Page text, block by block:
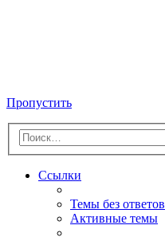
Пропустить
Ссылки
Темы без ответов
Активные темы